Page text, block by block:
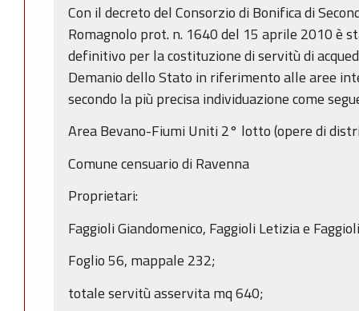
Con il decreto del Consorzio di Bonifica di
Romagnolo prot. n. 1640 del 15 aprile 2010 è
definitivo per la costituzione di servitù di
Demanio dello Stato in riferimento alle aree
secondo la più precisa individuazione come
Area Bevano-Fiumi Uniti 2° lotto (opere di
Comune censuario di Ravenna
Proprietari:
Faggioli Giandomenico, Faggioli Letizia e
Foglio 56, mappale 232;
totale servitù asservita mq 640;